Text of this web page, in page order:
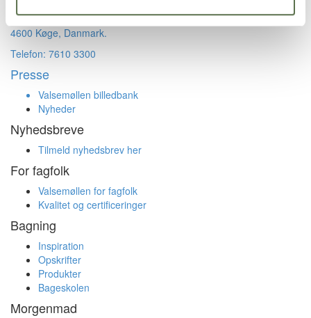
Sandvadsvej 14
4600 Køge, Danmark.
Telefon: 7610 3300
Presse
Valsemøllen billedbank
Nyheder
Nyhedsbreve
Tilmeld nyhedsbrev her
For fagfolk
Valsemøllen for fagfolk
Kvalitet og certificeringer
Bagning
Inspiration
Opskrifter
Produkter
Bageskolen
Morgenmad